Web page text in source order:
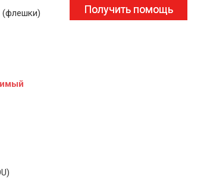
(флешки)
Получить помощь